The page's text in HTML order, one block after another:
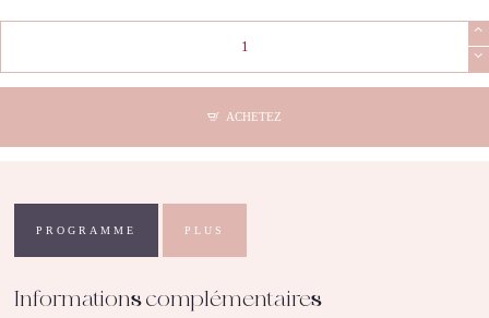
COD
ACHETEZ
PROGRAMME PLUS
Informations complémentaires